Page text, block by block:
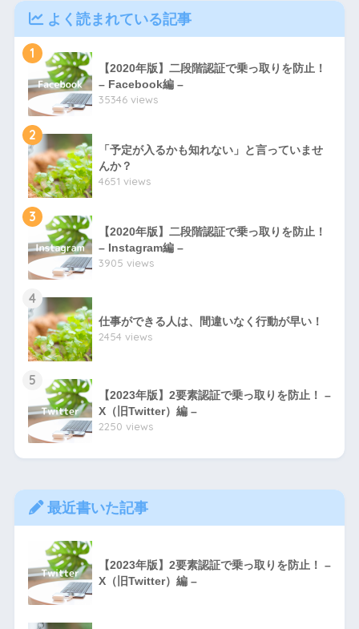
よく読まれている記事
1
【2020年版】二段階認証で乗っ取りを防止！
– Facebook編 –
35346 views
2
「予定が入るかも知れない」と言っていませ
んか？
4651 views
3
【2020年版】二段階認証で乗っ取りを防止！
– Instagram編 –
3905 views
4
仕事ができる人は、間違いなく行動が早い！
2454 views
5
【2023年版】2要素認証で乗っ取りを防止！ –
X（旧Twitter）編 –
2250 views
最近書いた記事
【2023年版】2要素認証で乗っ取りを防止！ –
X（旧Twitter）編 –